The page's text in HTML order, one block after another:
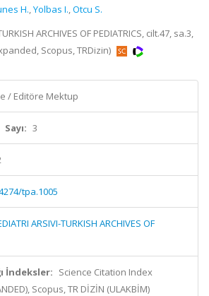
H.,Yolbas I.,Otcu S.
ARCHIVES OF PEDIATRICS, cilt.47, sa.3,
Scopus, TRDizin)
/ Editöre Mektup
Sayı: 3
tpa.1005
ARSIVI-TURKISH ARCHIVES OF
İndeksler: Science Citation Index
Scopus, TR DİZİN (ULAKBİM)